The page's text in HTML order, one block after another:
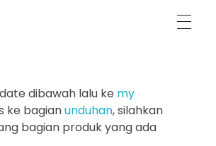
dibawah lalu ke my
ke bagianunduhan, silahkan
bagian produk yang ada